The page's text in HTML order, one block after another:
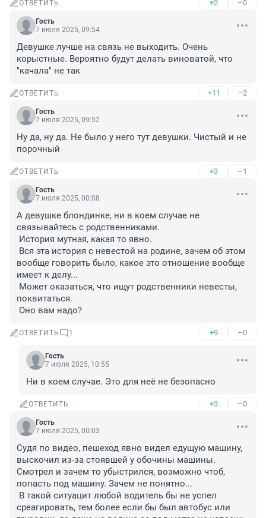
ОТВЕТИТЬ +2 –0
Гость
7 июля 2025, 09:54
Девушке лучше на связь не выходить. Очень
корыстные. Вероятно будут делать виноватой, что
"качала" не так
ОТВЕТИТЬ +11 –2
Гость
7 июля 2025, 09:52
Ну да, ну да. Не было у него тут девушки. Чистый и не
порочный
ОТВЕТИТЬ +3 –1
Гость
7 июля 2025, 00:08
А девушке блондинке, ни в коем случае не
связывайтесь с родственниками.
История мутная, какая то явно.
Вся эта история с невестой на родине, зачем об этом
вообще говорить было, какое это отношение вообще
имеет к делу...
Может оказаться, что ищут родственники невесты,
поквитаться.
Оно вам надо?
ОТВЕТИТЬ 1 +9 –0
Гость
7 июля 2025, 10:55
Ни в коем случае. Это для неё не безопасно
ОТВЕТИТЬ +3 –0
Гость
7 июля 2025, 00:03
Судя по видео, пешеход явно видел едущую машину,
выскочил из-за стоявшей у обочины машины.
Смотрел и зачем то убыстрился, возможно чтоб,
попасть под машину. Зачем не понятно...
В такой ситуацит любой водитель бы не успел
среагировать, тем более если бы был автобус или